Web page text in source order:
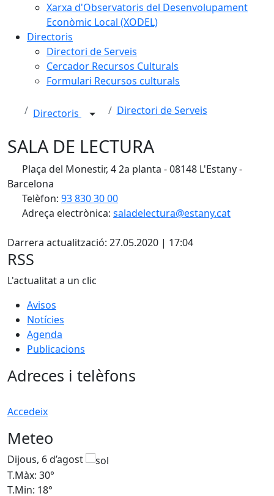
Xarxa d'Observatoris del Desenvolupament
Econòmic Local (XODEL)
Directoris
Directori de Serveis
Cercador Recursos Culturals
Formulari Recursos culturals
Directoris Directori de Serveis
SALA DE LECTURA
Plaça del Monestir, 4 2a planta - 08148 L'Estany -
Barcelona
Telèfon: 93 830 30 00
Adreça electrònica: saladelectura@estany.cat
Darrera actualització: 27.05.2020 | 17:04
RSS
L'actualitat a un clic
Avisos
Notícies
Agenda
Publicacions
Adreces i telèfons
Accedeix
Meteo
Dijous, 6 d’agost
T.Màx: 30°
T.Min: 18°